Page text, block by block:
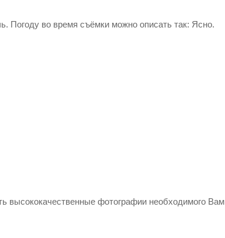
Погоду во время съёмки можно описать так: Ясно.
высококачественные фотографии необходимого Вам